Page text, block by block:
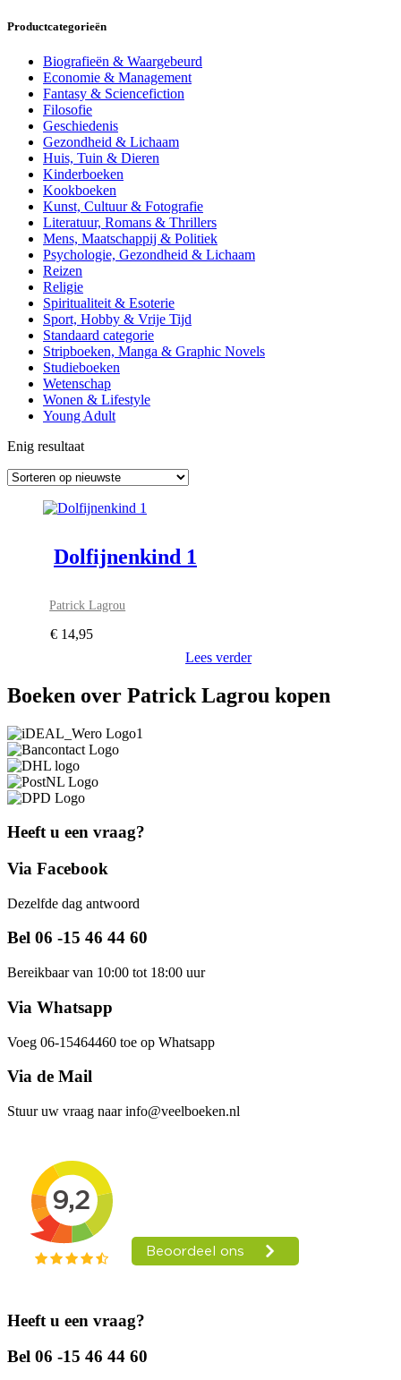
Productcategorieën
Biografieën & Waargebeurd
Economie & Management
Fantasy & Sciencefiction
Filosofie
Geschiedenis
Gezondheid & Lichaam
Huis, Tuin & Dieren
Kinderboeken
Kookboeken
Kunst, Cultuur & Fotografie
Literatuur, Romans & Thrillers
Mens, Maatschappij & Politiek
Psychologie, Gezondheid & Lichaam
Reizen
Religie
Spiritualiteit & Esoterie
Sport, Hobby & Vrije Tijd
Standaard categorie
Stripboeken, Manga & Graphic Novels
Studieboeken
Wetenschap
Wonen & Lifestyle
Young Adult
Enig resultaat
Dolfijnenkind 1
Patrick Lagrou
€ 14,95
Lees verder
Boeken over Patrick Lagrou kopen
Heeft u een vraag?
Via Facebook
Dezelfde dag antwoord
Bel 06 -15 46 44 60
Bereikbaar van 10:00 tot 18:00 uur
Via Whatsapp
Voeg 06-15464460 toe op Whatsapp
Via de Mail
Stuur uw vraag naar info@veelboeken.nl
Heeft u een vraag?
Bel 06 -15 46 44 60